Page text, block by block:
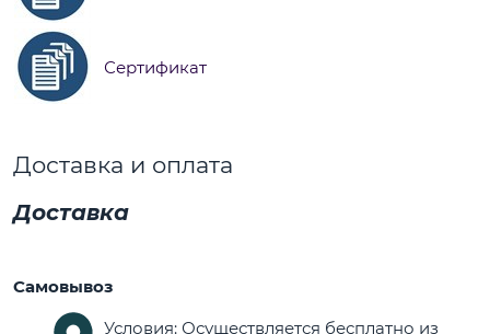
Сертификат
Доставка и оплата
Доставка
Самовывоз
Условия: Осуществляется бесплатно из